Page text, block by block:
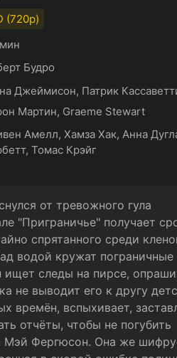
(720p)
Будро
Джеймисон, Патрик
Мартин, Graeme Stewart
Амелл, Хамза Хак, Анна
Томас Крэйг
от тревожного гула
"Приграничье" получает
спрятанного среди
водой кружат пограничные
следы на пирсе,
не выводит его к другу
времён, вспыхивает,
отчёты, чтобы не погубить
Мэй Фергюсон. Она же